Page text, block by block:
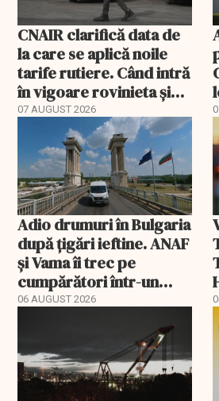
CNAIR clarifică data de
la care se aplică noile
tarife rutiere. Când intră
în vigoare rovinieta și
TollRo
07 AUGUST 2026
Adio drumuri în Bulgaria
după țigări ieftine. ANAF
și Vama îi trec pe
cumpărători într-un
registru electronic
06 AUGUST 2026